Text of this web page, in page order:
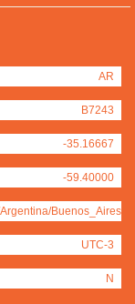
AR
B7243
-35.16667
-59.40000
Buenos_Aires
UTC-3
N